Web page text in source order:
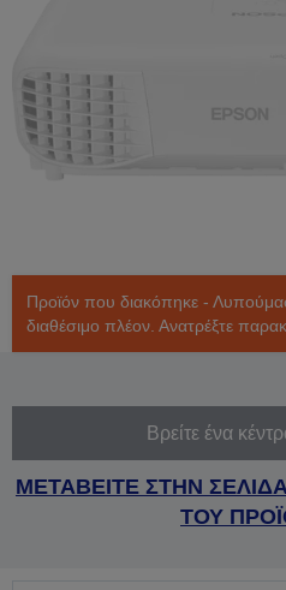
Προϊόν που διακόπηκε -
διαθέσιμο πλέον. Ανατρέξτε
Βρείτε ένα
ΜΕΤΑΒΕΙΤΕ ΣΤΗΝ
ΤΟΥ